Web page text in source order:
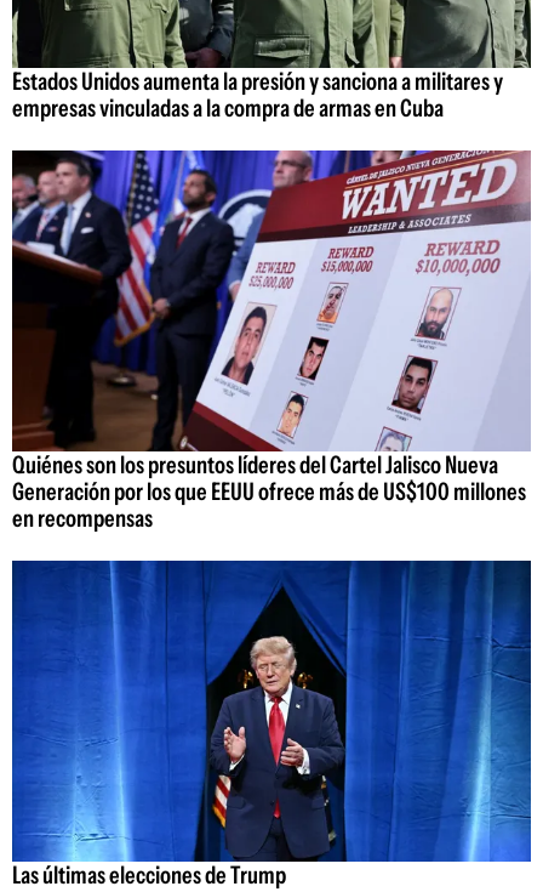
Estados Unidos aumenta la presión y sanciona a militares y
empresas vinculadas a la compra de armas en Cuba
Quiénes son los presuntos líderes del Cartel Jalisco Nueva
Generación por los que EEUU ofrece más de US$100 millones
en recompensas
Las últimas elecciones de Trump